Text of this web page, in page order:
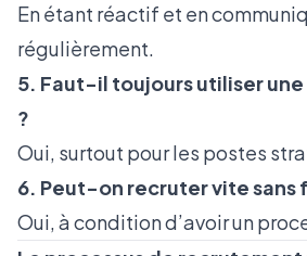
En étant réactif et en
régulièrement.
5. Faut-il toujours utiliser
?
Oui, surtout pour les postes
6. Peut-on recruter vite sans
Oui, à condition d’avoir un